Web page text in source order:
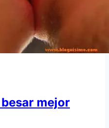
mejor